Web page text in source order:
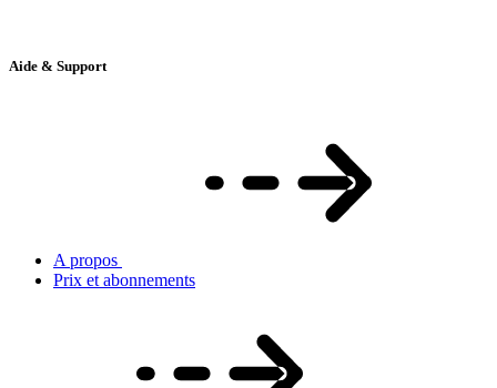
Aide & Support
A propos
Prix et abonnements